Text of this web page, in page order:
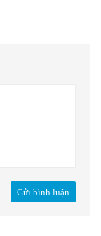
Gửi bình luận